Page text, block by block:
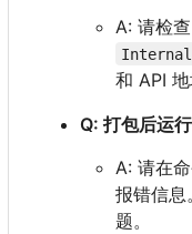
A: 请检查
和 API 地
Q: 打包后运
A: 请在
报错信息
题。